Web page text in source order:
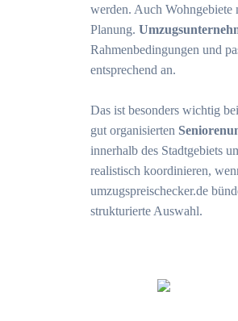
werden. Auch Wohngebiete
Planung.
Rahmenbedingungen und
entsprechend an.
Das ist besonders wichtig
gut organisierten
innerhalb des Stadtgebiets
realistisch koordinieren,
umzugspreischecker.de
strukturierte Auswahl.